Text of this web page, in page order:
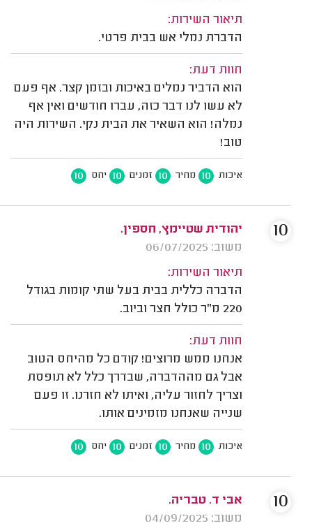
תיאור השירות:
הדברת נמלי אש בבית פרטי.
חוות דעת:
הוא הדביר נמלים באיכות ובזמן קצר. אף פעם
לא עשו לנו דבר כזה, עברו חודשים ואין אף
נמלה! הוא השאיר את הבית נקי. השירות היה
טוב!
איכות 10 מחיר 10 זמנים 10 יחס 10
יהודית שטיימץ, חספין.
משוב: 06/07/2025
תיאור השירות:
הדברה כללית בבית בעל שתי קומות בגודל
220 מ"ר כולל חצר וביוב.
חוות דעת:
אנחנו ממש מרוצים! קודם כל מהיחס הטוב
אבל גם מההדברה, שבדרך כלל לא תופסת
וצריך לחזור עליה, ואיתו לא חזרנו. זו פעם
שנייה שאנחנו מזמינים אותו.
איכות 10 מחיר 10 זמנים 10 יחס 10
10
אבי ד. טבריה.
משוב: 04/09/2025
10